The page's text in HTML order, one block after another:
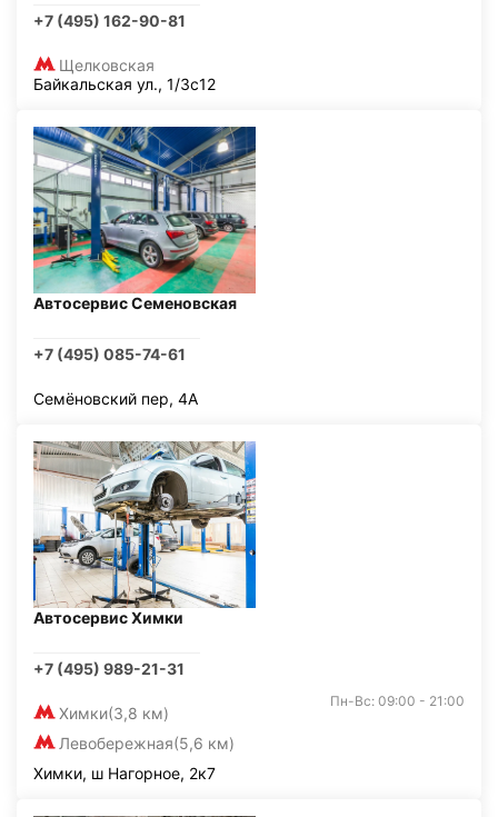
+7 (495) 162-90-81
Щелковская
Байкальская ул., 1/3с12
Автосервис Семеновская
+7 (495) 085-74-61
Семёновский пер, 4А
Автосервис Химки
+7 (495) 989-21-31
Химки(3,8 км)
Левобережная(5,6 км)
Пн-Вс: 09:00 - 21:00
Химки, ш Нагорное, 2к7